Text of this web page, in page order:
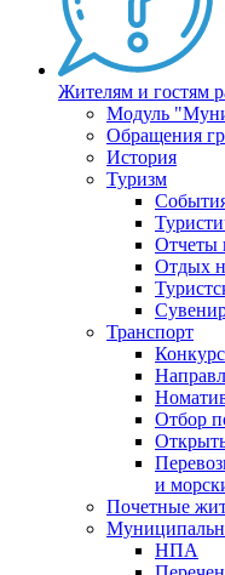
Жителям и гостям
Модуль
Обращения
История
Туризм
Отчеты
Отдых
Транспорт
Отбор
и
Почетные
НПА